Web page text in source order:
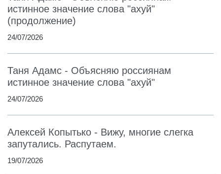
истинное значение слова "ахуй"
(продолжение)
24/07/2026
Таня Адамс - Объясняю россиянам
истинное значение слова "ахуй"
24/07/2026
Алексей Копытько - Вижу, многие слегка
запутались. Распутаем.
19/07/2026